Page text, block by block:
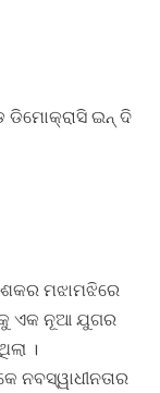
ଇନ୍ ଦି
ମଝାମଝିରେ
ଏକ ନୂଆ ଯୁଗର
।
ନବସ୍ୱାଧୀନତାର